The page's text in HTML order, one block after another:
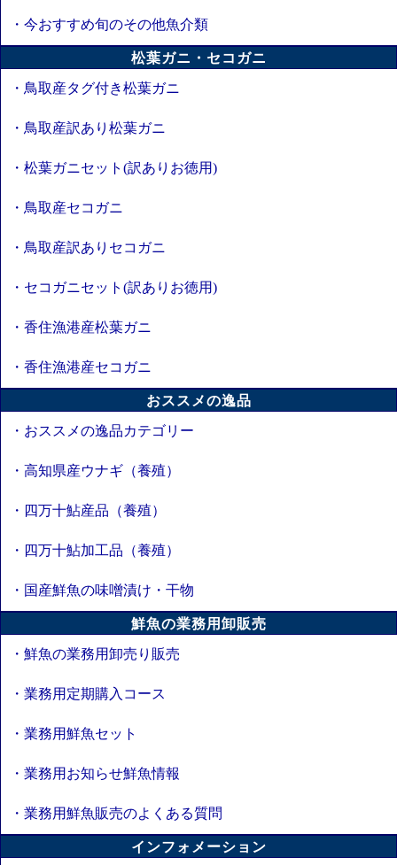
・今おすすめ旬のその他魚介類
松葉ガニ・セコガニ
・鳥取産タグ付き松葉ガニ
・鳥取産訳あり松葉ガニ
・松葉ガニセット(訳ありお徳用)
・鳥取産セコガニ
・鳥取産訳ありセコガニ
・セコガニセット(訳ありお徳用)
・香住漁港産松葉ガニ
・香住漁港産セコガニ
おススメの逸品
・おススメの逸品カテゴリー
・高知県産ウナギ（養殖）
・四万十鮎産品（養殖）
・四万十鮎加工品（養殖）
・国産鮮魚の味噌漬け・干物
鮮魚の業務用卸販売
・鮮魚の業務用卸売り販売
・業務用定期購入コース
・業務用鮮魚セット
・業務用お知らせ鮮魚情報
・業務用鮮魚販売のよくある質問
インフォメーション